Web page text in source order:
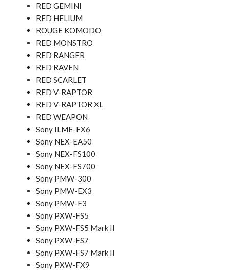
RED GEMINI
RED HELIUM
ROUGE KOMODO
RED MONSTRO
RED RANGER
RED RAVEN
RED SCARLET
RED V-RAPTOR
RED V-RAPTOR XL
RED WEAPON
Sony ILME-FX6
Sony NEX-EA50
Sony NEX-FS100
Sony NEX-FS700
Sony PMW-300
Sony PMW-EX3
Sony PMW-F3
Sony PXW-FS5
Sony PXW-FS5 Mark II
Sony PXW-FS7
Sony PXW-FS7 Mark II
Sony PXW-FX9